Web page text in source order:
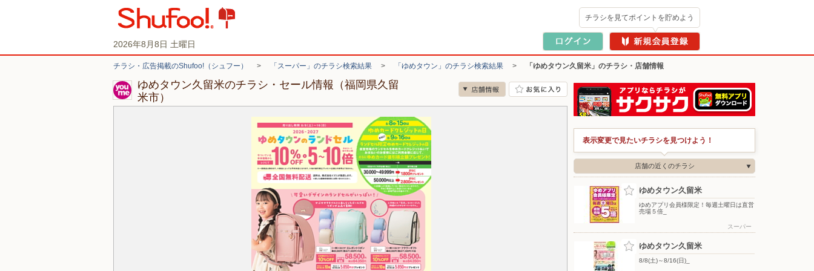
2026年8月8日 土曜日
チラシを見てポイントを貯めよう
チラシ・広告掲載のShufoo!（シュフー） > 「スーパー」のチラシ検索結果 > 「ゆめタウン」のチラシ検索結果 > 「ゆめタウン久留米」のチラシ・店舗情報
ゆめタウン久留米のチラシ・セール情報（福岡県久留
米市）
表示変更で見たいチラシを見つけよう！
店舗の近くのチラシ
ゆめタウン久留米
ゆめアプリ会員様限定！毎週土曜日は直営
売場５倍_
スーパー
ゆめタウン久留米
8/8(土)～8/16(日)_